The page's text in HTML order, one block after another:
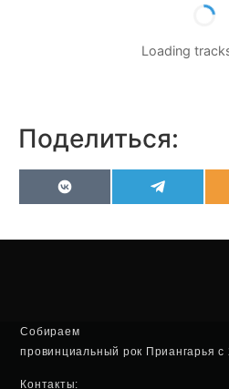
Loading
Поделиться:
VK
Собираем
провинциальный рок Приангарья с
Контакты: